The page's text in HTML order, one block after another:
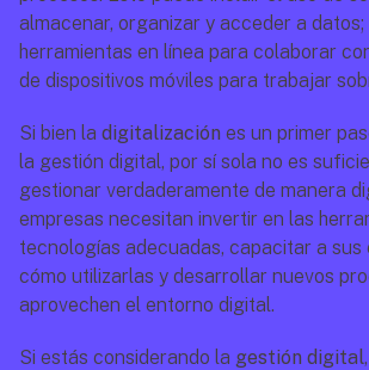
almacenar, organizar y acceder a datos;
herramientas en línea para colaborar
de dispositivos móviles para trabajar
Si bien la digitalización es un primer
la gestión digital, por sí sola no es
gestionar verdaderamente de manera
empresas necesitan invertir en las
tecnologías adecuadas, capacitar a sus
cómo utilizarlas y desarrollar nuevos
aprovechen el entorno digital.
Si estás considerando la gestión digital